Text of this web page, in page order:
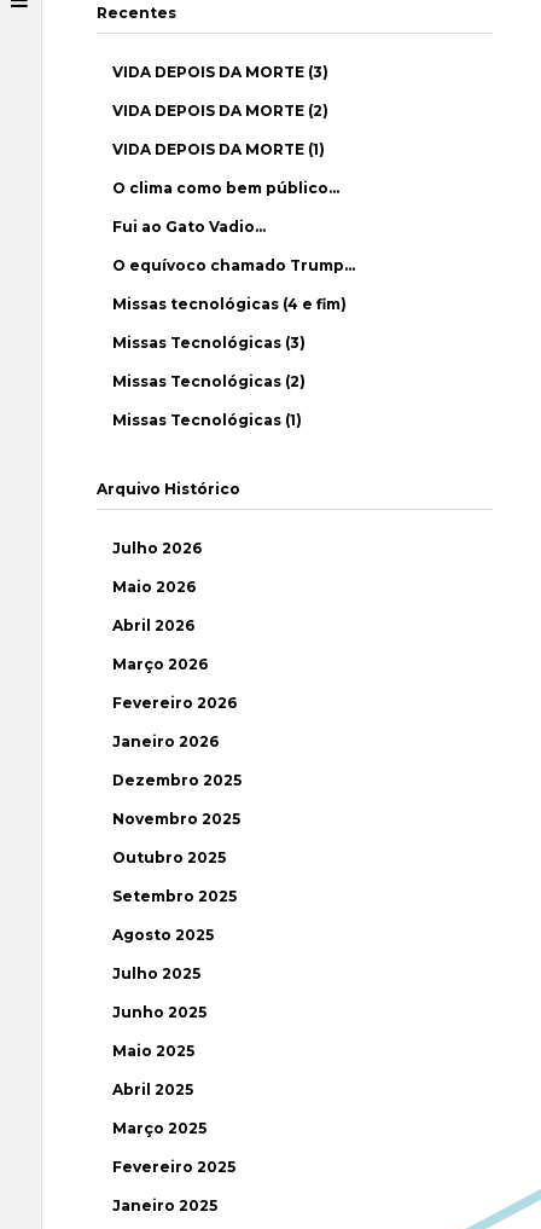
Recentes
VIDA DEPOIS DA MORTE (3)
VIDA DEPOIS DA MORTE (2)
VIDA DEPOIS DA MORTE (1)
O clima como bem público…
Fui ao Gato Vadio…
O equívoco chamado Trump…
Missas tecnológicas (4 e fim)
Missas Tecnológicas (3)
Missas Tecnológicas (2)
Missas Tecnológicas (1)
Arquivo Histórico
Julho 2026
Maio 2026
Abril 2026
Março 2026
Fevereiro 2026
Janeiro 2026
Dezembro 2025
Novembro 2025
Outubro 2025
Setembro 2025
Agosto 2025
Julho 2025
Junho 2025
Maio 2025
Abril 2025
Março 2025
Fevereiro 2025
Janeiro 2025